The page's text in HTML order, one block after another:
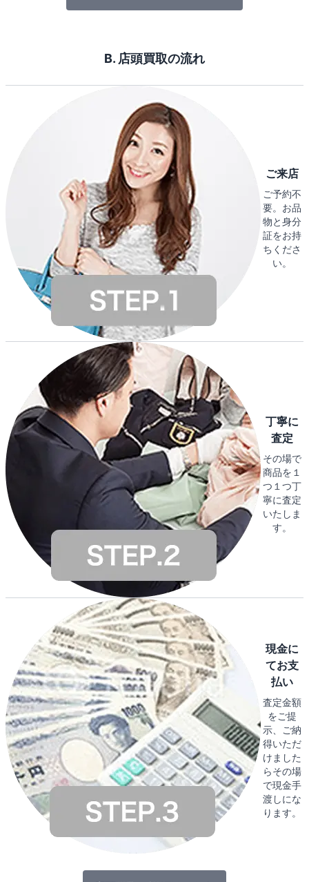
B. 店頭買取の流れ
ご来店
ご予約不
要。お品
物と身分
証をお持
ちくださ
い。
丁寧に
査定
その場で
商品を１
つ１つ丁
寧に査定
いたしま
す。
現金に
てお支
払い
査定金額
をご提
示、ご納
得いただ
けました
らその場
で現金手
渡しにな
ります。